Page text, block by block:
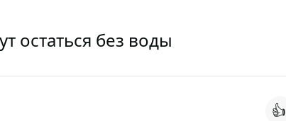
остаться без воды
👍